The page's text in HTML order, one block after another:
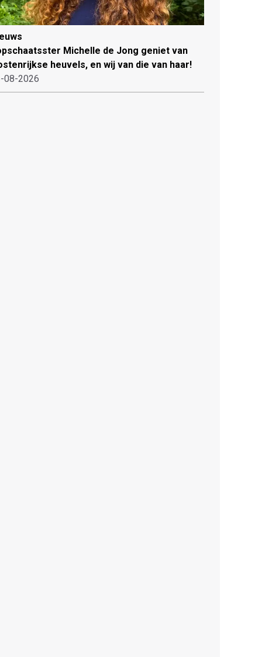
Michelle de Jong geniet van
heuvels, en wij van die van haar!
08-2026